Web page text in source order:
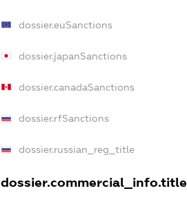
dossier.euSanctions
dossier.japanSanctions
dossier.canadaSanctions
dossier.rfSanctions
dossier.russian_reg_title
dossier.commercial_info.title